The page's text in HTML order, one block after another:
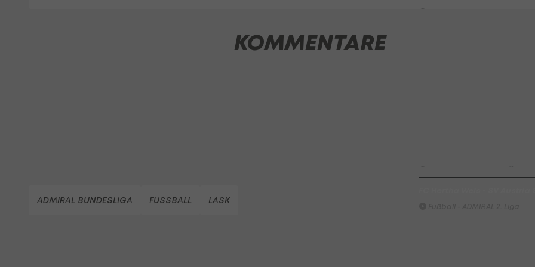
KOMMENTARE
ADMIRAL BUNDESLIGA FUSSBALL LASK